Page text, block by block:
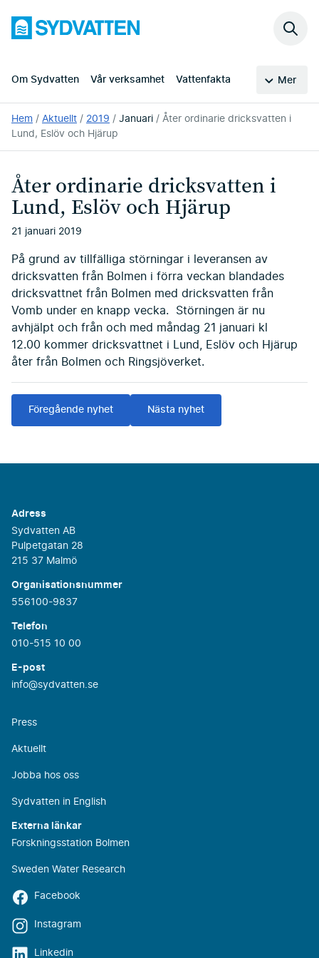
huvudinnehållet
Sydvatten
Om Sydvatten Vår verksamhet Vattenfakta Mer
Sök
Du
är
här:
Hem Aktuellt 2019 Januari
Åter ordinarie dricksvatten i
Lund, Eslöv och Hjärup
Åter ordinarie dricksvatten i
Lund, Eslöv och Hjärup
21 januari 2019
På grund av tillfälliga störningar i leveransen av
dricksvatten från Bolmen i förra veckan blandades
dricksvattnet från Bolmen med dricksvatten från
Vomb under en knapp vecka. Störningen är nu
avhjälpt och från och med måndag 21 januari kl
12.00 kommer dricksvattnet i Lund, Eslöv och Hjärup
åter från Bolmen och Ringsjöverket.
Föregående nyhet Nästa nyhet
Adress
Sydvatten AB
Pulpetgatan 28
215 37 Malmö
Organisationsnummer
556100-9837
Telefon
010-515 10 00
E-post
info@sydvatten.se
Press
Aktuellt
Jobba hos oss
Sydvatten in English
Externa länkar
Forskningsstation Bolmen
Sweden Water Research
Facebook
Instagram
Linkedin